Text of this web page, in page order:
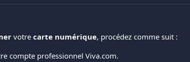
votre carte numérique, procédez comme suit :
compte professionnel Viva.com.